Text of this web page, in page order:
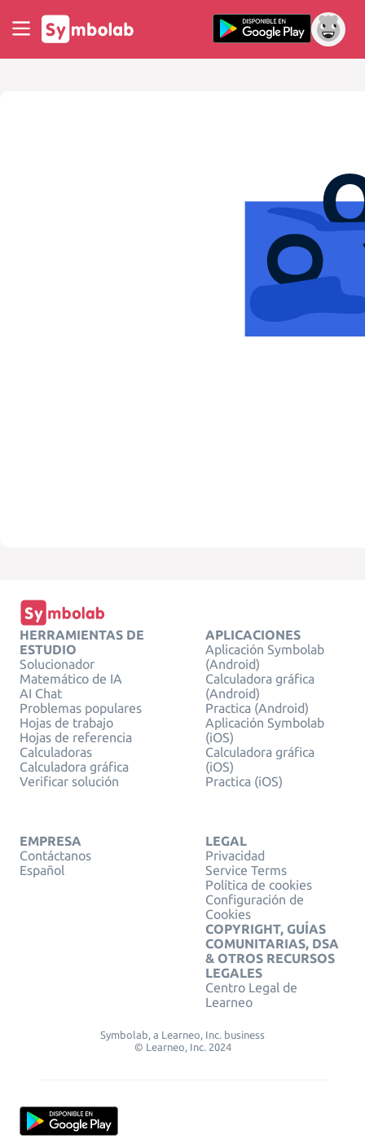
HERRAMIENTAS DE
ESTUDIO
Solucionador
Matemático de IA
AI Chat
Problemas populares
Hojas de trabajo
Hojas de referencia
Calculadoras
Calculadora gráfica
Verificar solución
APLICACIONES
Aplicación Symbolab
(Android)
Calculadora gráfica
(Android)
Practica (Android)
Aplicación Symbolab
(iOS)
Calculadora gráfica
(iOS)
Practica (iOS)
EMPRESA
Contáctanos
Español
LEGAL
Privacidad
Service Terms
Política de cookies
Configuración de
Cookies
COPYRIGHT, GUÍAS
COMUNITARIAS, DSA
& OTROS RECURSOS
LEGALES
Centro Legal de
Learneo
Symbolab, a Learneo, Inc. business
© Learneo, Inc. 2024